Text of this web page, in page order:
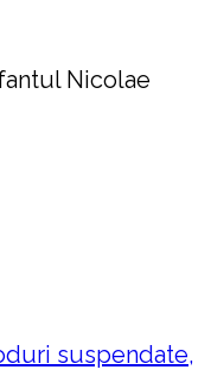
Nicolae
suspendate,